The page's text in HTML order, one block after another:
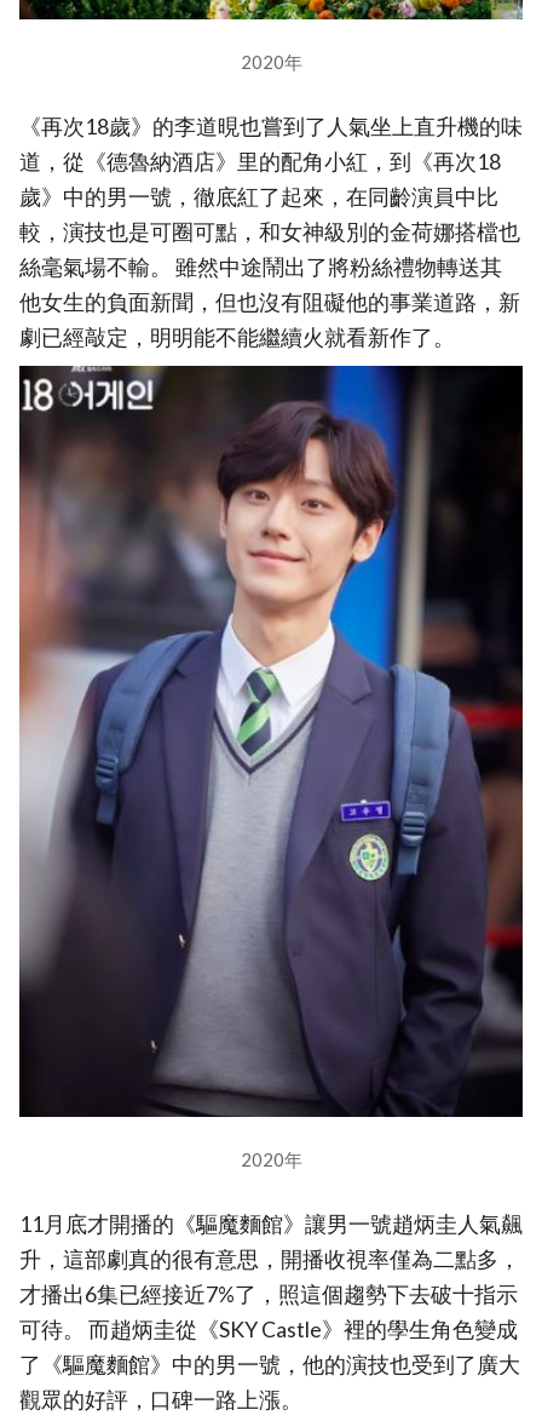
2020年
《再次18歲》的李道晛也嘗到了人氣坐上直升機的味
道，從《德魯納酒店》里的配角小紅，到《再次18
歲》中的男一號，徹底紅了起來，在同齡演員中比
較，演技也是可圈可點，和女神級別的金荷娜搭檔也
絲毫氣場不輸。 雖然中途鬧出了將粉絲禮物轉送其
他女生的負面新聞，但也沒有阻礙他的事業道路，新
劇已經敲定，明明能不能繼續火就看新作了。
2020年
11月底才開播的《驅魔麵館》讓男一號趙炳圭人氣飆
升，這部劇真的很有意思，開播收視率僅為二點多，
才播出6集已經接近7%了，照這個趨勢下去破十指示
可待。 而趙炳圭從《SKY Castle》裡的學生角色變成
了《驅魔麵館》中的男一號，他的演技也受到了廣大
觀眾的好評，口碑一路上漲。